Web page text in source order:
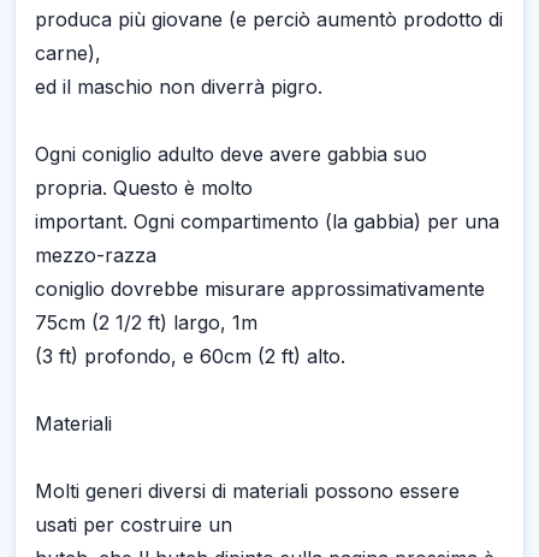
produca più giovane (e perciò aumentò prodotto di
carne),
ed il maschio non diverrà pigro.
Ogni coniglio adulto deve avere gabbia suo
propria. Questo è molto
important. Ogni compartimento (la gabbia) per una
mezzo-razza
coniglio dovrebbe misurare approssimativamente
75cm (2 1/2 ft) largo, 1m
(3 ft) profondo, e 60cm (2 ft) alto.
Materiali
Molti generi diversi di materiali possono essere
usati per costruire un